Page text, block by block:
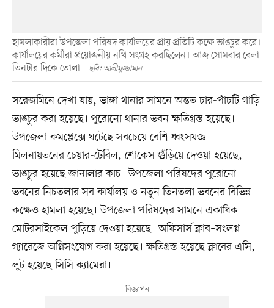
হামলাকারীরা উপজেলা পরিষদ কার্যালয়ের প্রায় প্রতিটি কক্ষে ভাঙচুর করে।
কার্যালয়ের কর্মীরা প্রয়োজনীয় নথি সংগ্রহ করছিলেন। আজ সোমবার বেলা
তিনটার দিকে তোলা
ছবি: আলীমুজ্জামান
সরেজমিনে দেখা যায়, ভাঙ্গা থানার সামনে অন্তত চার-পাঁচটি গাড়ি
ভাঙচুর করা হয়েছে। পুরোনো থানার ভবন ক্ষতিগ্রস্ত হয়েছে।
উপজেলা কমপ্লেক্সে ঘটেছে সবচেয়ে বেশি ধ্বংসযজ্ঞ।
মিলনায়তনের চেয়ার-টেবিল, শোকেস গুঁড়িয়ে দেওয়া হয়েছে,
ভাঙচুর হয়েছে জানালার কাচ। উপজেলা পরিষদের পুরোনো
ভবনের নিচতলার সব কার্যালয় ও নতুন তিনতলা ভবনের বিভিন্ন
কক্ষেও হামলা হয়েছে। উপজেলা পরিষদের সামনে একাধিক
মোটরসাইকেল পুড়িয়ে দেওয়া হয়েছে। অফিসার্স ক্লাব–সংলগ্ন
গ্যারেজে অগ্নিসংযোগ করা হয়েছে। ক্ষতিগ্রস্ত হয়েছে ক্লাবের এসি,
লুট হয়েছে সিসি ক্যামেরা।